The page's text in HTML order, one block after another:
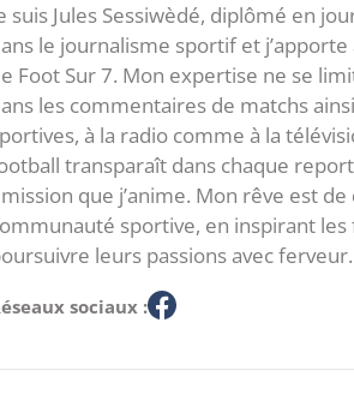
suis Jules Sessiwèdé, diplômé en
le journalisme sportif et
Foot Sur 7. Mon expertise ne se
les commentaires de matchs
à la radio comme à la
transparaît dans chaque
que j’anime. Mon rêve est
sportive, en inspirant
leurs passions avec ferveur.
sociaux :